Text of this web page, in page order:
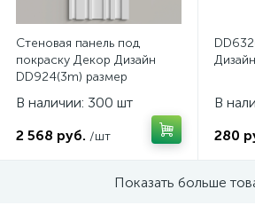
Стеновая панель под
покраску Декор Дизайн
DD924(3m) размер
В наличии: 300 шт
2 568 руб. /шт
В
280
Показать больше